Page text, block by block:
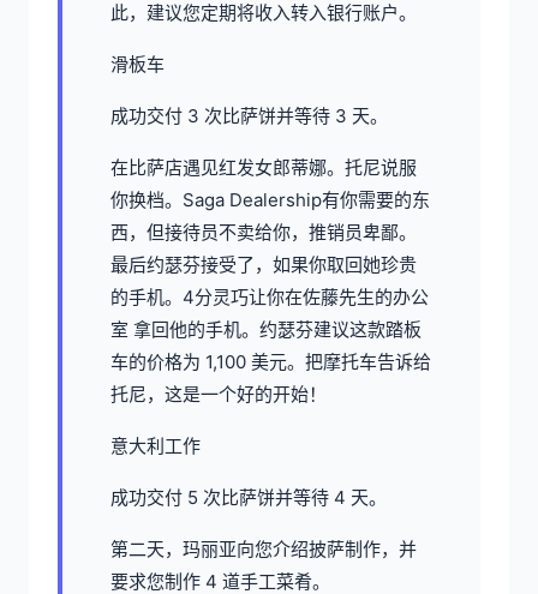
此，建议您定期将收入转入银行账户。
滑板车
成功交付 3 次比萨饼并等待 3 天。
在比萨店遇见红发女郎蒂娜。托尼说服
你换档。Saga Dealership有你需要的东
西，但接待员不卖给你，推销员卑鄙。
最后约瑟芬接受了，如果你取回她珍贵
的手机。4分灵巧让你在佐藤先生的办公
室 拿回他的手机。约瑟芬建议这款踏板
车的价格为 1,100 美元。把摩托车告诉给
托尼，这是一个好的开始！
意大利工作
成功交付 5 次比萨饼并等待 4 天。
第二天，玛丽亚向您介绍披萨制作，并
要求您制作 4 道手工菜肴。